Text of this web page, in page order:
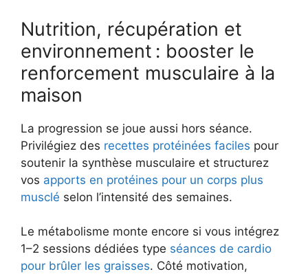
Nutrition, récupération et
environnement : booster le
renforcement musculaire à la
maison
La progression se joue aussi hors séance.
Privilégiez des recettes protéinées faciles pour
soutenir la synthèse musculaire et structurez
vos apports en protéines pour un corps plus
musclé selon l’intensité des semaines.
Le métabolisme monte encore si vous intégrez
1–2 sessions dédiées type séances de cardio
pour brûler les graisses. Côté motivation,